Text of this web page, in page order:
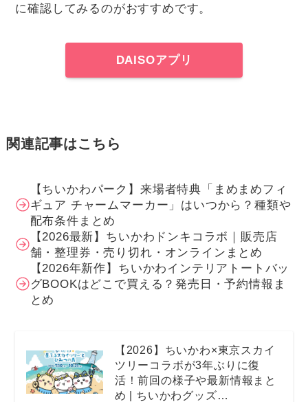
に確認してみるのがおすすめです。
DAISOアプリ
関連記事はこちら
【ちいかわパーク】来場者特典「まめまめフィ
ギュア チャームマーカー」はいつから？種類や
配布条件まとめ
【2026最新】ちいかわドンキコラボ｜販売店
舗・整理券・売り切れ・オンラインまとめ
【2026年新作】ちいかわインテリアトートバッ
グBOOKはどこで買える？発売日・予約情報ま
とめ
【2026】ちいかわ×東京スカイ
ツリーコラボが3年ぶりに復
活！前回の様子や最新情報まと
め | ちいかわグッズ…